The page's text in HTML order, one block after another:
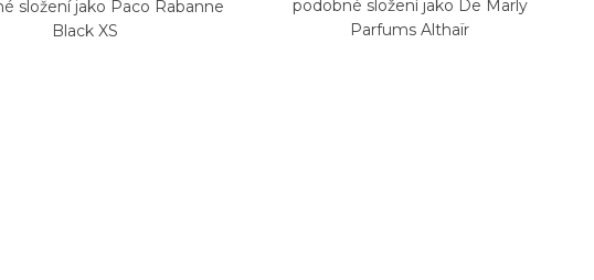
složení jako Paco Rabanne
Black XS
podobné složení jako De Marly
Parfums Althaïr